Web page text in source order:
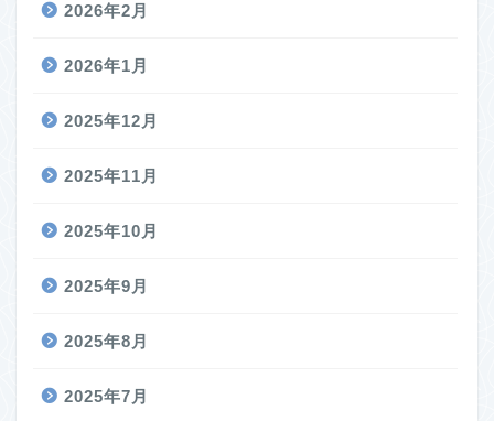
2026年2月
2026年1月
2025年12月
2025年11月
2025年10月
2025年9月
2025年8月
2025年7月